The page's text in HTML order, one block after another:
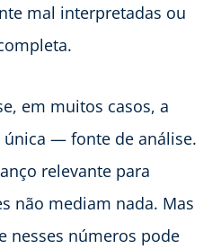
mal interpretadas ou
em muitos casos, a
— fonte de análise.
relevante para
não mediam nada. Mas
nesses números pode